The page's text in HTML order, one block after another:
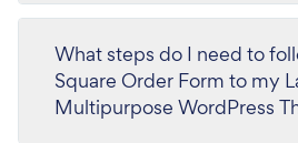
What steps do I need to
Square Order Form to my
Multipurpose WordPress